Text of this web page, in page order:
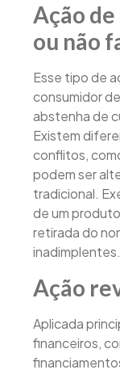
Ação
ou não
Esse tipo de
consumidor
abstenha de
Existem
conflitos,
podem ser
tradicional.
de um
retirada do
inadimplentes.
Ação
Aplicada
financeiros,